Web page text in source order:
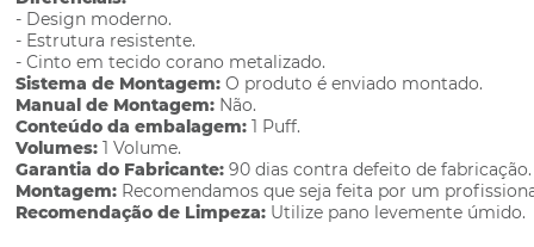
- Design moderno.
- Estrutura resistente.
- Cinto em tecido corano metalizado.
Sistema de Montagem:O produto é enviado montado.
Manual de Montagem: Não.
Conteúdo da embalagem: 1 Puff.
Volumes:1 Volume.
Garantia do Fabricante:90 dias contra defeito de fabricação.
Montagem: Recomendamos que seja feita por um
Recomendação de Limpeza: Utilize pano levemente úmido.